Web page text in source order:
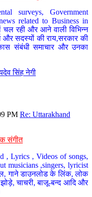
surveys, Government
related to Business in
चल रही और आने वाली विभिन्न
और सदस्यों की राय,सरकार की
संबंधी समाचार और उनका
सिंह नेगी
PM Re: Uttarakhand
संगीत
, Lyrics , Videos of songs,
musicians ,singers, lyricist
गाने डाउनलोड के लिंक, लोक
चाचरी, बाजू-बन्द आदि और